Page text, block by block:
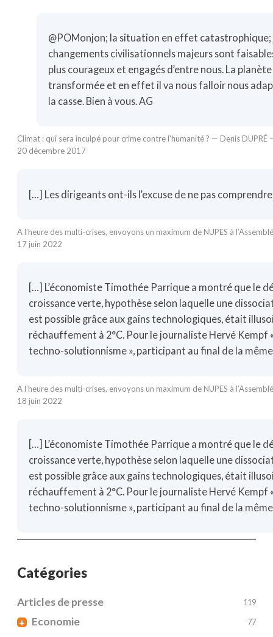
@POMonjon; la situation en effet
changements civilisationnels majeurs sont
plus courageux et engagés d’entre nous. La
transformée et en effet il va nous falloir nous
la casse. Bien à vous. AG
Climat : qui sera inculpé pour crime contre l'humanité ? — Denis DUPRÉ
20 décembre 2017
[…] Les dirigeants ont-ils l’excuse de ne pas
A l’heure des multi-crises, envoyons un maximum de NUPES à
17 juin 2022
[…] L’économiste Timothée Parrique a montré que le
croissance verte, hypothèse selon laquelle une
est possible grâce aux gains technologiques, était
réchauffement à 2°C. Pour le journaliste Hervé
techno-solutionnisme », participant au final de la
A l’heure des multi-crises, envoyons un maximum de NUPES à
18 juin 2022
[…] L’économiste Timothée Parrique a montré que le
croissance verte, hypothèse selon laquelle une
est possible grâce aux gains technologiques, était
réchauffement à 2°C. Pour le journaliste Hervé
techno-solutionnisme », participant au final de la
Catégories
Articles de presse 119
+ Economie 77